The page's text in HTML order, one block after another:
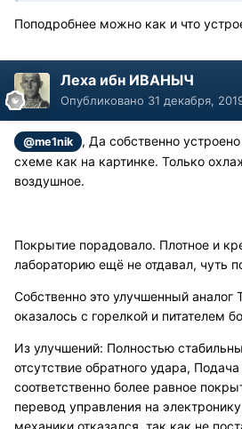
Поподробнее можно как и что
Леха ибн ИВАНЫЧ
Опубликовано 31 декабря,
@me1nik
, Да собственно
схеме как на картинке. Только
воздушное.
Покрытие порадовало. Плотное и
лабораторию ещё не отдавал, чуть
Собственно это улучшенный аналог
оказалось с горелкой и питателем
Из улучшений: Полностью
отсутствие обратного удара,
соответственно более равное
перевод управления на
механики отказался, так как не